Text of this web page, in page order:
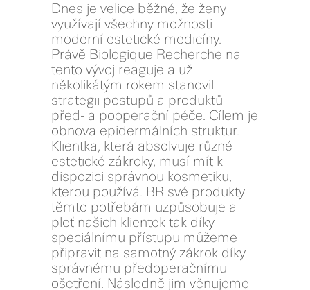
Dnes je velice běžné, že ženy
využívají všechny možnosti
moderní estetické medicíny.
Právě Biologique Recherche na
tento vývoj reaguje a už
několikátým rokem stanovil
strategii postupů a produktů
před- a pooperační péče. Cílem je
obnova epidermálních struktur.
Klientka, která absolvuje různé
estetické zákroky, musí mít k
dispozici správnou kosmetiku,
kterou používá. BR své produkty
těmto potřebám uzpůsobuje a
pleť našich klientek tak díky
speciálnímu přístupu můžeme
připravit na samotný zákrok díky
správnému předoperačnímu
ošetření. Následně jim věnujeme